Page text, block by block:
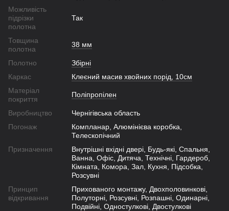
Можливість
підрізки
полотна
Так
Товщина
полотна
38 мм
Полотно
Збірні
Каркас
Клеєний масив хвойних порід, 10см
Матеріал
покриття
Поліпропілен
Виробництво
Чернігівська область
Погонаж
Компланар, Алюмінієва коробка,
Телескопічний
Призначення
Внутрішні вхідні двері, Будь-які, Спальня,
Ванна, Офіс, Дитяча, Технічні, Гардероб,
Кімната, Комора, Зал, Кухня, Підсобка,
Розсувні
Принцип
відкривання
Прихованого монтажу, Двохполовинкові,
Полуторні, Розсувні, Розпашні, Одинарні,
Подвійні, Одностулкові, Двостулкові